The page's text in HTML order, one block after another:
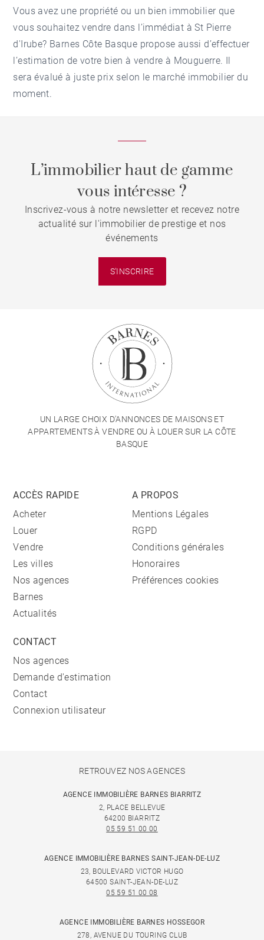
Vous avez une propriété ou un bien immobilier que
vous souhaitez vendre dans l’immédiat à St Pierre
d'Irube? Barnes Côte Basque propose aussi d’effectuer
l’estimation de votre bien à vendre à Mouguerre. Il
sera évalué à juste prix selon le marché immobilier du
moment.
L’immobilier haut de gamme
vous intéresse ?
Inscrivez-vous à notre newsletter et recevez notre
actualité sur l'immobilier de prestige et nos
événements
S'INSCRIRE
UN LARGE CHOIX D'ANNONCES DE MAISONS ET
APPARTEMENTS À VENDRE OU À LOUER SUR LA CÔTE
BASQUE
ACCÈS RAPIDE
Acheter
Louer
Vendre
Les villes
Nos agences
Barnes
Actualités
A PROPOS
Mentions Légales
RGPD
Conditions générales
Honoraires
Préférences cookies
CONTACT
Nos agences
Demande d'estimation
Contact
Connexion utilisateur
RETROUVEZ NOS AGENCES
AGENCE IMMOBILIÈRE BARNES BIARRITZ
2, PLACE BELLEVUE
64200 BIARRITZ
05 59 51 00 00
AGENCE IMMOBILIÈRE BARNES SAINT-JEAN-DE-LUZ
23, BOULEVARD VICTOR HUGO
64500 SAINT-JEAN-DE-LUZ
05 59 51 00 08
AGENCE IMMOBILIÈRE BARNES HOSSEGOR
278, AVENUE DU TOURING CLUB